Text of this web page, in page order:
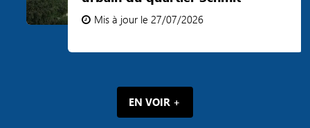
Mis à jour le 27/07/2026
EN VOIR +